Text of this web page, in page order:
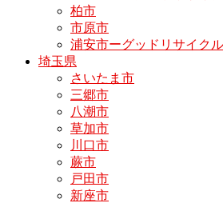
柏市
市原市
浦安市ーグッドリサイク
埼玉県
さいたま市
三郷市
八潮市
草加市
川口市
蕨市
戸田市
新座市